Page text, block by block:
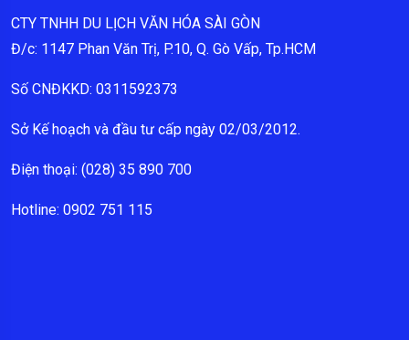
CTY TNHH DU LỊCH VĂN HÓA SÀI GÒN
Đ/c: 1147 Phan Văn Trị, P.10, Q. Gò Vấp, Tp.HCM
Số CNĐKKD: 0311592373
Sở Kế hoạch và đầu tư cấp ngày 02/03/2012.
Điện thoại: (028) 35 890 700
Hotline: 0902 751 115